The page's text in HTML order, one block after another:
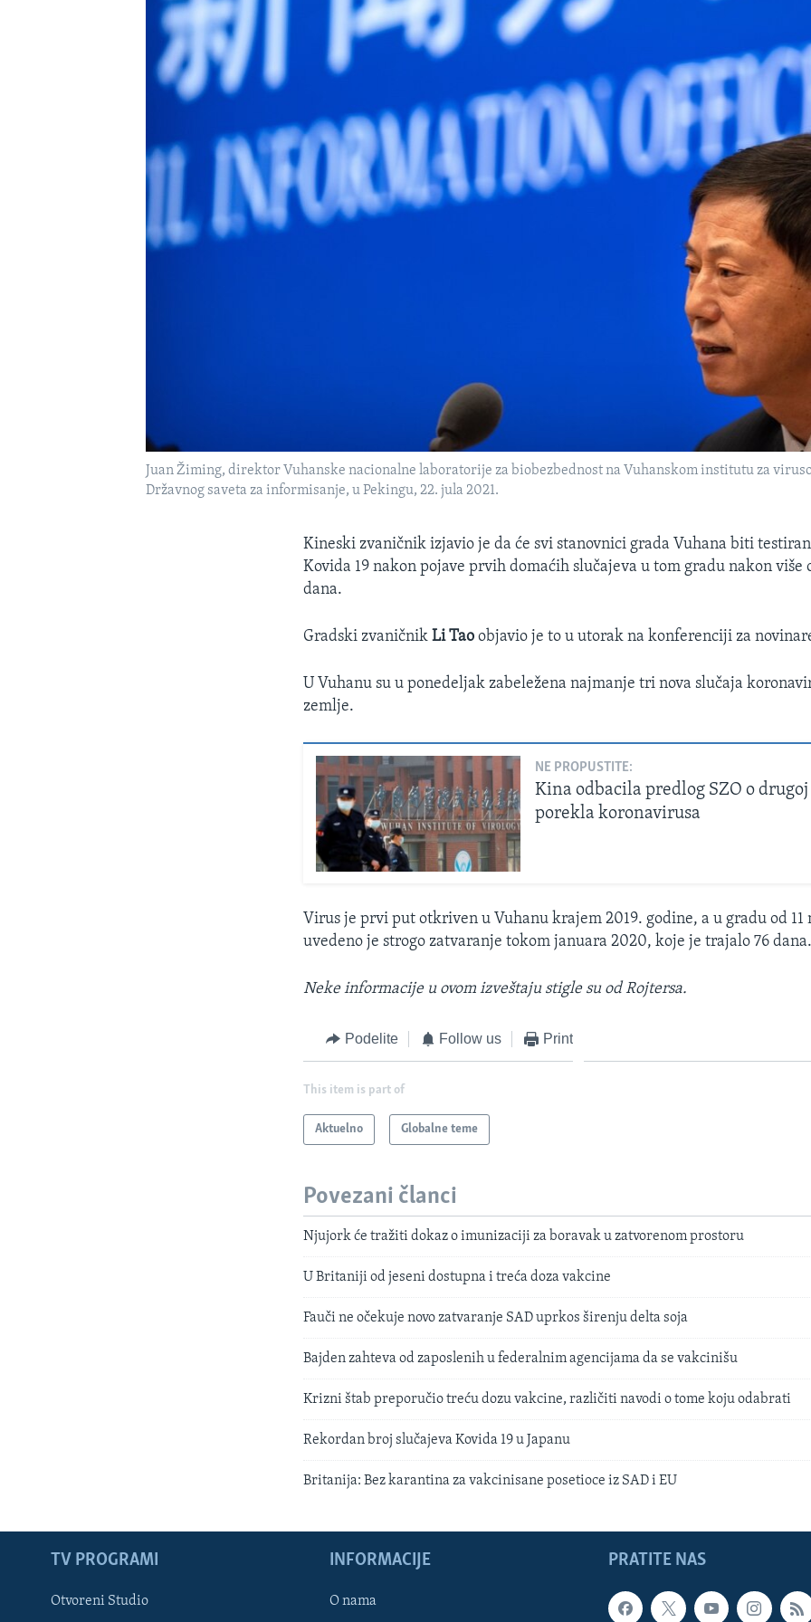
Juan Žiming, direktor Vuhanske nacionalne laboratorije za biobezbednost na Vuhanskom institutu za
Državnog saveta za informisanje, u Pekingu, 22. jula 2021.
Kineski zvaničnik izjavio je da će svi stanovnici grada Vuhana biti
Kovida 19 nakon pojave prvih domaćih slučajeva u tom gradu nakon više
dana.
Gradski zvaničnikLi Tao objavio je to u utorak na konferenciji za
U Vuhanu su u ponedeljak zabeležena najmanje tri nova slučaja
zemlje.
NE PROPUSTITE:
Kina odbacila predlog SZO o
porekla koronavirusa
Virus je prvi put otkriven u Vuhanu krajem 2019. godine, a u gradu od
uvedeno je strogo zatvaranje tokom januara 2020, koje je trajalo 76 dana.
Neke informacije u ovom izveštaju stigle su od Rojtersa.
Podelite Follow us Print
This item is part of
Aktuelno Globalne teme
Povezani članci
Njujork će tražiti dokaz o imunizaciji za boravak u zatvorenom prostoru
U Britaniji od jeseni dostupna i treća doza vakcine
Fauči ne očekuje novo zatvaranje SAD uprkos širenju delta soja
Bajden zahteva od zaposlenih u federalnim agencijama da se vakcinišu
Krizni štab preporučio treću dozu vakcine, različiti navodi o tome koju odabrati
Rekordan broj slučajeva Kovida 19 u Japanu
Britanija: Bez karantina za vakcinisane posetioce iz SAD i EU
PRATITE NAS
TV PROGRAMI
Otvoreni Studio
INFORMACIJE
O nama